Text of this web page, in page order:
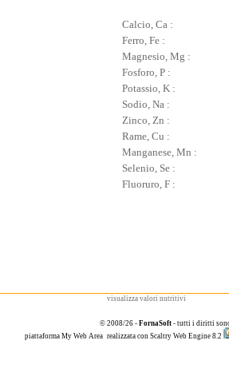
Calcio, Ca :
Ferro, Fe :
Magnesio, Mg :
Fosforo, P :
Potassio, K :
Sodio, Na :
Zinco, Zn :
Rame, Cu :
Manganese, Mn :
Selenio, Se :
Fluoruro, F :
visualizza valori nutritivi
© 2008/26 - FornaSoft- tutti i diritti
piattaforma My Web Area realizzata con Scaltry Web Engine 8.2